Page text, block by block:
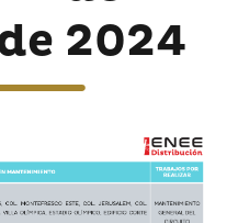
2024